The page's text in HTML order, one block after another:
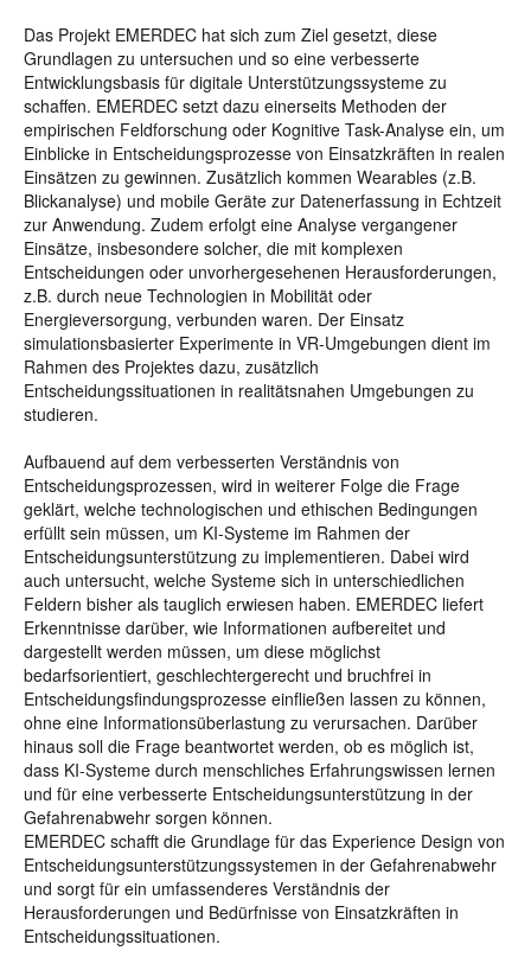
Das Projekt EMERDEC hat sich zum Ziel gesetzt, diese
Grundlagen zu untersuchen und so eine verbesserte
Entwicklungsbasis für digitale Unterstützungssysteme zu
schaffen. EMERDEC setzt dazu einerseits Methoden der
empirischen Feldforschung oder Kognitive Task-Analyse ein, um
Einblicke in Entscheidungsprozesse von Einsatzkräften in realen
Einsätzen zu gewinnen. Zusätzlich kommen Wearables (z.B.
Blickanalyse) und mobile Geräte zur Datenerfassung in Echtzeit
zur Anwendung. Zudem erfolgt eine Analyse vergangener
Einsätze, insbesondere solcher, die mit komplexen
Entscheidungen oder unvorhergesehenen Herausforderungen,
z.B. durch neue Technologien in Mobilität oder
Energieversorgung, verbunden waren. Der Einsatz
simulationsbasierter Experimente in VR-Umgebungen dient im
Rahmen des Projektes dazu, zusätzlich
Entscheidungssituationen in realitätsnahen Umgebungen zu
studieren.
Aufbauend auf dem verbesserten Verständnis von
Entscheidungsprozessen, wird in weiterer Folge die Frage
geklärt, welche technologischen und ethischen Bedingungen
erfüllt sein müssen, um KI-Systeme im Rahmen der
Entscheidungsunterstützung zu implementieren. Dabei wird
auch untersucht, welche Systeme sich in unterschiedlichen
Feldern bisher als tauglich erwiesen haben. EMERDEC liefert
Erkenntnisse darüber, wie Informationen aufbereitet und
dargestellt werden müssen, um diese möglichst
bedarfsorientiert, geschlechtergerecht und bruchfrei in
Entscheidungsfindungsprozesse einfließen lassen zu können,
ohne eine Informationsüberlastung zu verursachen. Darüber
hinaus soll die Frage beantwortet werden, ob es möglich ist,
dass KI-Systeme durch menschliches Erfahrungswissen lernen
und für eine verbesserte Entscheidungsunterstützung in der
Gefahrenabwehr sorgen können.
EMERDEC schafft die Grundlage für das Experience Design von
Entscheidungsunterstützungssystemen in der Gefahrenabwehr
und sorgt für ein umfassenderes Verständnis der
Herausforderungen und Bedürfnisse von Einsatzkräften in
Entscheidungssituationen.